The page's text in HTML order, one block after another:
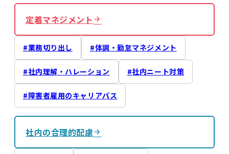
定着マネジメント
業務切り出し 体調・勤怠マネジメント
社内理解・ハレーション 社内ニート対策
障害者雇用のキャリアパス
社内の合理的配慮